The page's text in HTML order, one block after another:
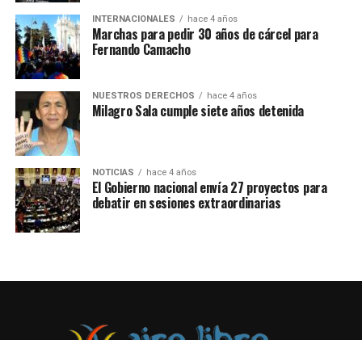
— Amsafe Rosario (@RosarioAmsafe)November 22, 2022
INTERNACIONALES hace 4 años
Marchas para pedir 30 años de cárcel para
Fernando Camacho
NUESTROS DERECHOS hace 4 años
Milagro Sala cumple siete años detenida
NOTICIAS hace 4 años
El Gobierno nacional envía 27 proyectos para
debatir en sesiones extraordinarias